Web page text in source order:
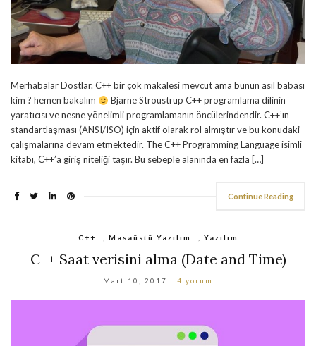
Merhabalar Dostlar. C++ bir çok makalesi mevcut ama bunun asıl babası
kim ? hemen bakalım
Bjarne Stroustrup C++ programlama dilinin
yaratıcısı ve nesne yönelimli programlamanın öncülerindendir. C++’ın
standartlaşması (ANSI/ISO) için aktif olarak rol almıştır ve bu konudaki
çalışmalarına devam etmektedir. The C++ Programming Language isimli
kitabı, C++’a giriş niteliği taşır. Bu sebeple alanında en fazla […]
Continue Reading
C++ Masaüstü Yazılım Yazılım
C++ Saat verisini alma (Date and Time)
Mart 10, 2017 4 yorum